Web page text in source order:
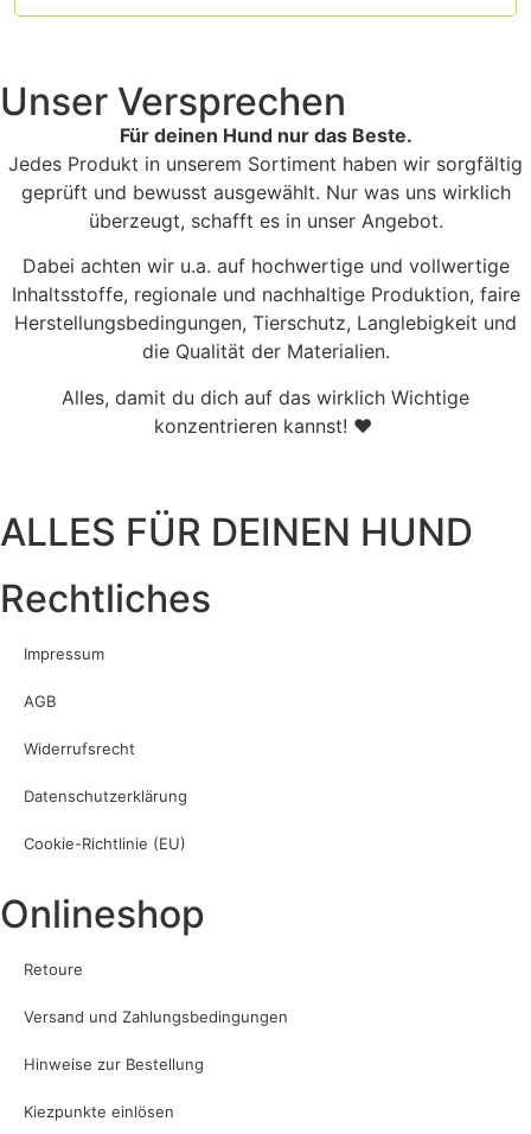
Unser Versprechen
Für deinen Hund nur das Beste.
Jedes Produkt in unserem Sortiment haben wir sorgfältig
geprüft und bewusst ausgewählt. Nur was uns wirklich
überzeugt, schafft es in unser Angebot.
Dabei achten wir u.a. auf hochwertige und vollwertige
Inhaltsstoffe, regionale und nachhaltige Produktion, faire
Herstellungsbedingungen, Tierschutz, Langlebigkeit und
die Qualität der Materialien.
Alles, damit du dich auf das wirklich Wichtige
konzentrieren kannst! ♥
ALLES FÜR DEINEN HUND
Rechtliches
Impressum
AGB
Widerrufsrecht
Datenschutzerklärung
Cookie-Richtlinie (EU)
Onlineshop
Retoure
Versand und Zahlungsbedingungen
Hinweise zur Bestellung
Kiezpunkte einlösen